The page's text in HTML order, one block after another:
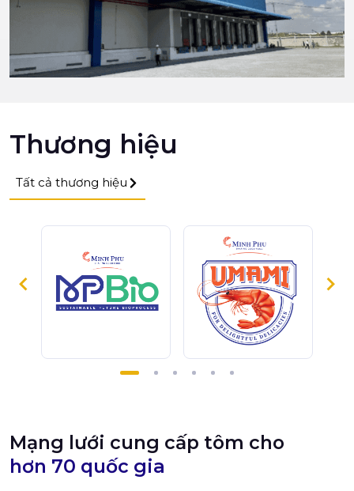
Thương hiệu
Tất cả thương hiệu
Mạng lưới cung cấp tôm cho
hơn 70 quốc gia